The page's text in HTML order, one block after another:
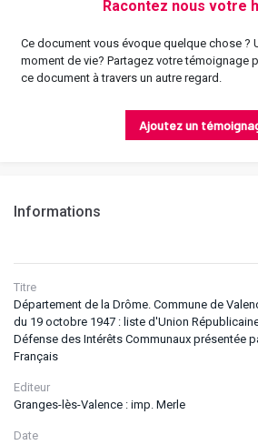
Informations
Titre
Département de la Drôme. Commune de
du 19 octobre 1947 : liste d'Union
Défense des Intérêts Communaux présentée
Français
Editeur
Granges-lès-Valence : imp. Merle
Date
Racontez nous votre
Ce document vous évoque quelque chose ?
moment de vie? Partagez votre témoignage
ce document à travers un autre regard.
Ajoutez un